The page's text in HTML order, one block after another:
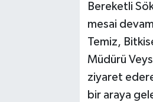
Bereketli
mesai
Temiz,
Müdürü
ziyaret
bir araya